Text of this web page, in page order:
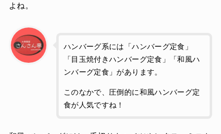
よね。
ハンバーグ系には「ハンバーグ定食」
「目玉焼付きハンバーグ定食」「和風ハ
ンバーグ定食」があります。
このなかで、圧倒的に和風ハンバーグ定
食が人気ですね！